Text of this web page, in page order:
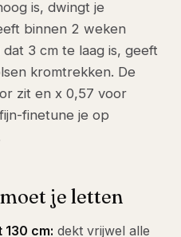
is, dwingt je
binnen 2 weken
3 cm te laag is, geeft
kromtrekken. De
zit en x 0,57 voor
finetune je op
je letten
cm: dekt vrijwel alle